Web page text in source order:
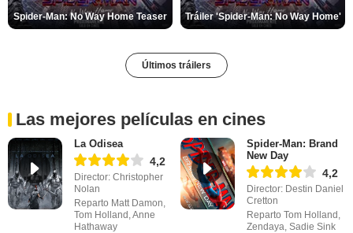
Spider-Man: No Way Home Teaser Tráiler 'Spider-Man: No Way Home'
Últimos tráilers
Las mejores películas en cines
La Odisea
4,2
Director: Christopher
Nolan
Reparto Matt Damon,
Tom Holland, Anne
Hathaway
Spider-Man: Brand
New Day
4,2
Director: Destin Daniel
Cretton
Reparto Tom Holland,
Zendaya, Sadie Sink